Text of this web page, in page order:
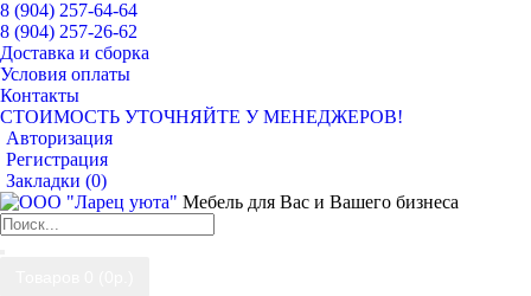
8 (904) 257-64-64
8 (904) 257-26-62
Доставка и сборка
Условия оплаты
Контакты
СТОИМОСТЬ УТОЧНЯЙТЕ У МЕНЕДЖЕРОВ!
Авторизация
Регистрация
Закладки (0)
Мебель для Вас и Вашего бизнеса